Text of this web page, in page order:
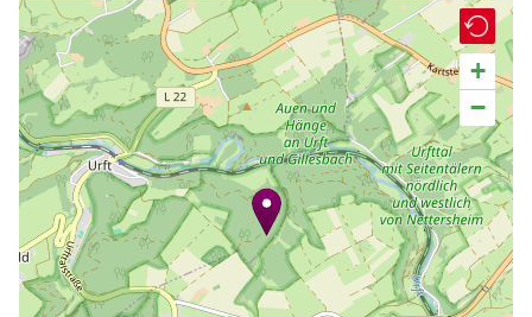
+
−